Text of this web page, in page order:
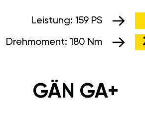
Leistung: 159 PS
Drehmoment: 180 Nm
GÄN GA+